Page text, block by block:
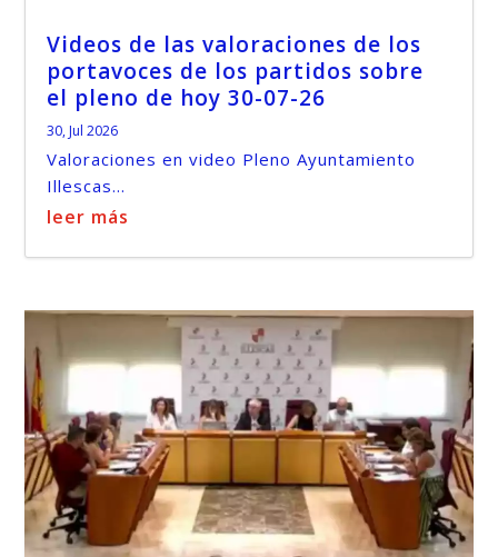
Videos de las valoraciones de los
portavoces de los partidos sobre
el pleno de hoy 30-07-26
30, Jul 2026
Valoraciones en video Pleno Ayuntamiento
Illescas...
leer más